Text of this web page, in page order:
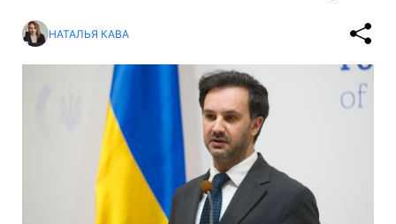
НАТАЛЬЯ КАВА